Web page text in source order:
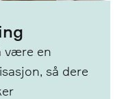
være en
så dere